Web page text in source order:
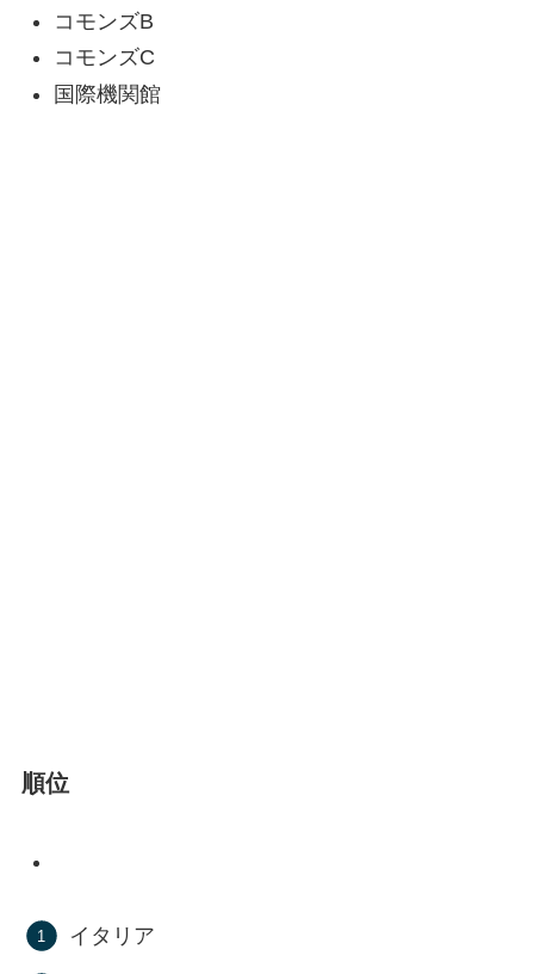
コモンズB
コモンズC
国際機関館
順位
イタリア